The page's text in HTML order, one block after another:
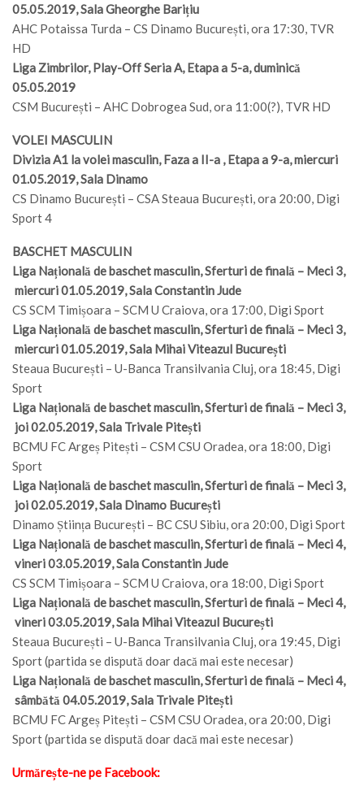
05.05.2019, Sala Gheorghe Barițiu
AHC Potaissa Turda – CS Dinamo București, ora 17:30, TVR
HD
Liga Zimbrilor, Play-Off Seria A, Etapa a 5-a, duminică
05.05.2019
CSM București – AHC Dobrogea Sud, ora 11:00(?), TVR HD
VOLEI MASCULIN
Divizia A1 la volei masculin, Faza a II-a , Etapa a 9-a, miercuri
01.05.2019, Sala Dinamo
CS Dinamo București – CSA Steaua București, ora 20:00, Digi
Sport 4
BASCHET MASCULIN
Liga Națională de baschet masculin, Sferturi de finală – Meci 3,
miercuri 01.05.2019, Sala Constantin Jude
CS SCM Timișoara – SCM U Craiova, ora 17:00, Digi Sport
Liga Națională de baschet masculin, Sferturi de finală – Meci 3,
miercuri 01.05.2019, Sala Mihai Viteazul București
Steaua București – U-Banca Transilvania Cluj, ora 18:45, Digi
Sport
Liga Națională de baschet masculin, Sferturi de finală – Meci 3,
joi 02.05.2019, Sala Trivale Pitești
BCMU FC Argeș Pitești – CSM CSU Oradea, ora 18:00, Digi
Sport
Liga Națională de baschet masculin, Sferturi de finală – Meci 3,
joi 02.05.2019, Sala Dinamo București
Dinamo Știința București – BC CSU Sibiu, ora 20:00, Digi Sport
Liga Națională de baschet masculin, Sferturi de finală – Meci 4,
vineri 03.05.2019, Sala Constantin Jude
CS SCM Timișoara – SCM U Craiova, ora 18:00, Digi Sport
Liga Națională de baschet masculin, Sferturi de finală – Meci 4,
vineri 03.05.2019, Sala Mihai Viteazul București
Steaua București – U-Banca Transilvania Cluj, ora 19:45, Digi
Sport (partida se dispută doar dacă mai este necesar)
Liga Națională de baschet masculin, Sferturi de finală – Meci 4,
sâmbătă 04.05.2019, Sala Trivale Pitești
BCMU FC Argeș Pitești – CSM CSU Oradea, ora 20:00, Digi
Sport (partida se dispută doar dacă mai este necesar)
Urmărește-ne pe Facebook: